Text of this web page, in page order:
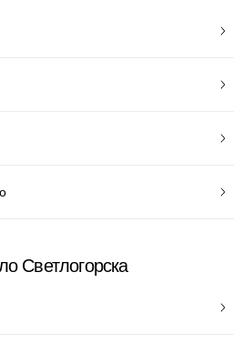
Светлогорска